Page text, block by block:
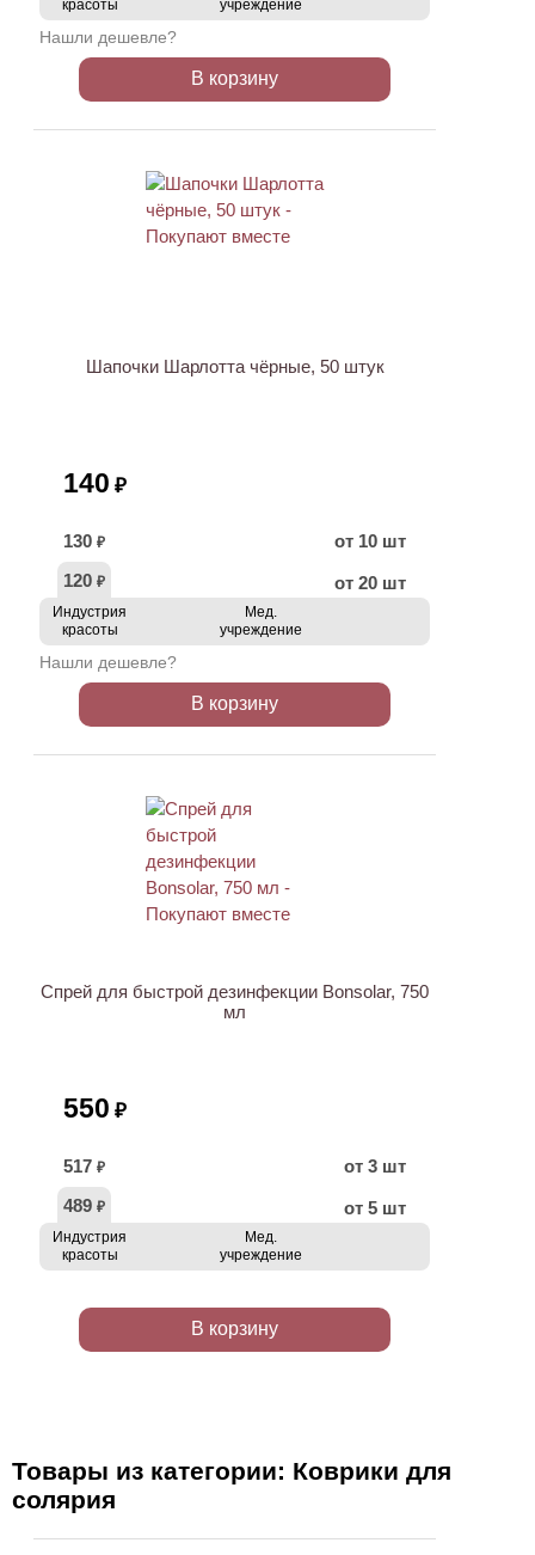
красоты учреждение
Нашли дешевле?
В корзину
Шапочки Шарлотта чёрные, 50 штук
140 ₽
130 ₽
от 10 шт
120 ₽ от 20 шт
Индустрия
красоты
Мед.
учреждение
Нашли дешевле?
В корзину
Спрей для быстрой дезинфекции Bonsolar, 750
мл
550 ₽
517 ₽
от 3 шт
489 ₽ от 5 шт
Индустрия
красоты
Мед.
учреждение
В корзину
Товары из категории: Коврики для
солярия